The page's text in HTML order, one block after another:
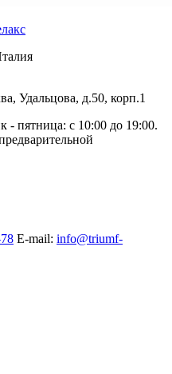
, Удальцова, д.50, корп.1
- пятница: с 10:00 до 19:00.
E-mail: info@triumf-